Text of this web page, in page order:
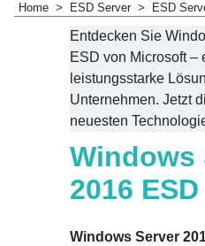
Home > ESD Server > ESD
Entdecken Sie
ESD von Microsoft –
leistungsstarke
Unternehmen. Jetzt
neuesten
Windows
2016 ESD
Windows Server